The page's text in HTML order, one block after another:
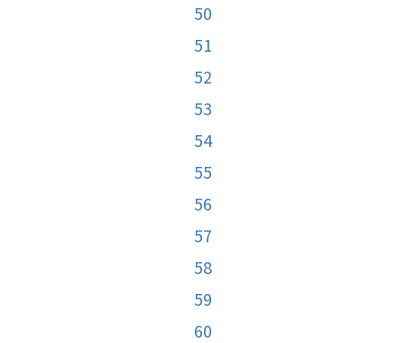
50
51
52
53
54
55
56
57
58
59
60